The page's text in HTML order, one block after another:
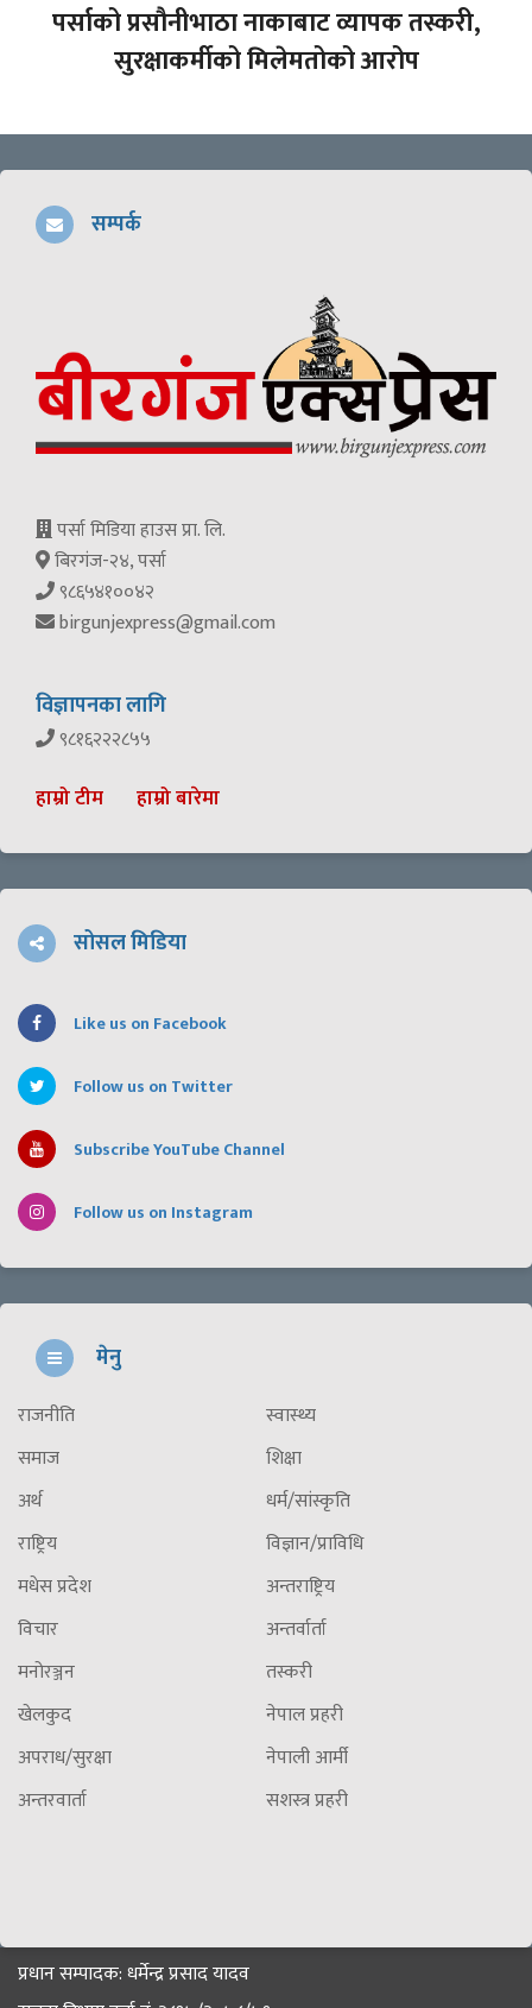
पर्साको प्रसौनीभाठा नाकाबाट व्यापक तस्करी,
सुरक्षाकर्मीको मिलेमतोको आरोप
सम्पर्क
पर्सा मिडिया हाउस प्रा. लि.
बिरगंज-२४, पर्सा
९८६५४१००४२
birgunjexpress@gmail.com
विज्ञापनका लागि
९८१६२२२८५५
हाम्रो टीम हाम्रो बारेमा
सोसल मिडिया
Like us on Facebook
Follow us on Twitter
Subscribe YouTube Channel
Follow us on Instagram
मेनु
राजनीति
समाज
अर्थ
राष्ट्रिय
मधेस प्रदेश
विचार
मनोरञ्जन
खेलकुद
अपराध/सुरक्षा
अन्तरवार्ता
स्वास्थ्य
शिक्षा
धर्म/सांस्कृति
विज्ञान/प्राविधि
अन्तराष्ट्रिय
अन्तर्वार्ता
तस्करी
नेपाल प्रहरी
नेपाली आर्मी
सशस्त्र प्रहरी
प्रधान सम्पादक: धर्मेन्द्र प्रसाद यादव